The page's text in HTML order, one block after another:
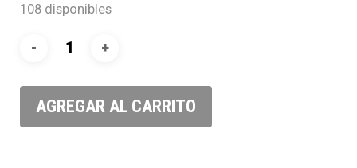
108 disponibles
AGREGAR AL CARRITO